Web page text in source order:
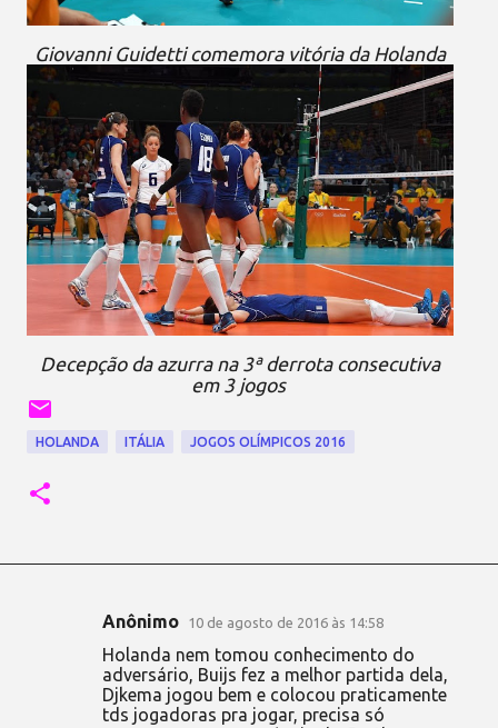
Giovanni Guidetti comemora vitória da Holanda
Decepção da azurra na 3ª derrota consecutiva
em 3 jogos
HOLANDA ITÁLIA JOGOS OLÍMPICOS 2016
Anônimo 10 de agosto de 2016 às 14:58
Holanda nem tomou conhecimento do
adversário, Buijs fez a melhor partida dela,
Djkema jogou bem e colocou praticamente
tds jogadoras pra jogar, precisa só